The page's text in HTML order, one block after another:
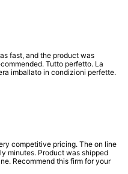
fast, and the product was
Tutto perfetto. La
imballato in condizioni perfette.
competitive pricing. The on line
minutes. Product was shipped
Recommend this firm for your